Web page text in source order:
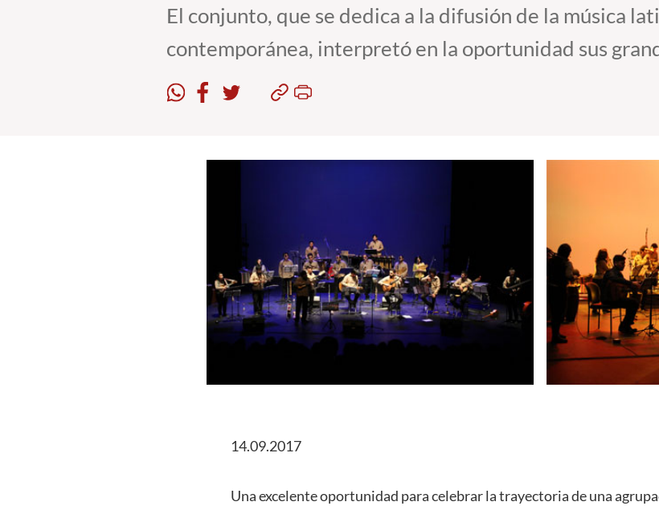
El conjunto, que se dedica a la difusión de la música
contemporánea, interpretó en la oportunidad sus
14.09.2017
Una excelente oportunidad para celebrar la trayectoria de una